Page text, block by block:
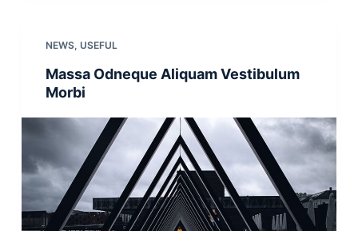
NEWS, USEFUL
Massa Odneque Aliquam Vestibulum
Morbi